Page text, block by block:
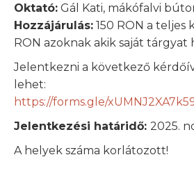
Oktató: Gál Kati, mákófalvi
Hozzájárulás: 150 RON a teljes
RON azoknak akik saját tárgyat
Jelentkezni a következő
lehet:
https://forms.gle/
Jelentkezési határidő: 2025.
A helyek száma korlátozott!